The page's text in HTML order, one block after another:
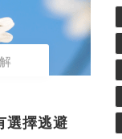
選擇逃避